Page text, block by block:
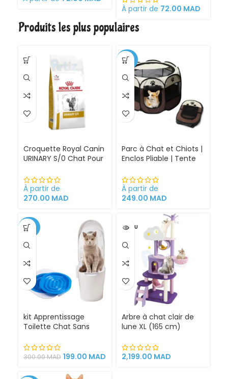
Croquettes pour
gestantes/allaitantes
À partir de 72.00 MAD
Produits les plus populaires
Croquette Royal Canin
URINARY S/0 Chat Pour
Cystite régime
médicalisé
À partir de
270.00 MAD
-30%
Parc à Chat et Chiots |
Enclos Pliable | Tente
et extérieur
À partir de
249.00 MAD
-34%
kit Apprentissage
Toilette Chat Sans
300.00MAD 199.00 MAD
VENDU
Arbre à chat clair de
lune XL (165 cm)
chat griffoirs
2,199.00 MAD